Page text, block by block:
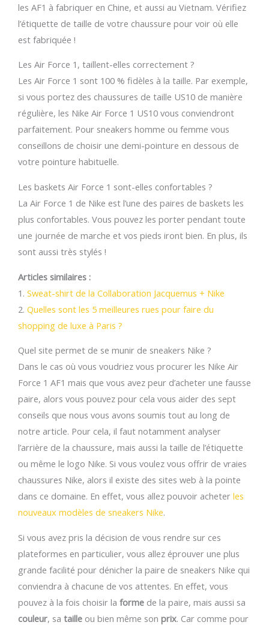
les AF1 à fabriquer en Chine, et aussi au Vietnam. Vérifiez
l’étiquette de taille de votre chaussure pour voir où elle
est fabriquée !
Les Air Force 1, taillent-elles correctement ?
Les Air Force 1 sont 100 % fidèles à la taille. Par exemple,
si vous portez des chaussures de taille US10 de manière
régulière, les Nike Air Force 1 US10 vous conviendront
parfaitement. Pour sneakers homme ou femme vous
conseillons de choisir une demi-pointure en dessous de
votre pointure habituelle.
Les baskets Air Force 1 sont-elles confortables ?
La Air Force 1 de Nike est l’une des paires de baskets les
plus confortables. Vous pouvez les porter pendant toute
une journée de marche et vos pieds iront bien. En plus, ils
sont aussi très stylés !
Articles similaires :
1. Sweat-shirt de la Collaboration Jacquemus + Nike
2. Quelles sont les 5 meilleures rues pour faire du
shopping de luxe à Paris ?
Quel site permet de se munir de sneakers Nike ?
Dans le cas où vous voudriez vous procurer les Nike Air
Force 1 AF1 mais que vous avez peur d’acheter une fausse
paire, alors vous pouvez pour cela vous aider des sept
conseils que nous vous avons soumis tout au long de
notre article. Pour cela, il faut notamment analyser
l’arrière de la chaussure, mais aussi la taille de l’étiquette
ou même le logo Nike. Si vous voulez vous offrir de vraies
chaussures Nike, alors il existe des sites web à la pointe
dans ce domaine. En effet, vous allez pouvoir acheter les
nouveaux modèles de sneakers Nike.
Si vous avez pris la décision de vous rendre sur ces
plateformes en particulier, vous allez éprouver une plus
grande facilité pour dénicher la paire de sneakers Nike qui
conviendra à chacune de vos attentes. En effet, vous
pouvez à la fois choisir la forme de la paire, mais aussi sa
couleur, sa taille ou bien même son prix. Car comme pour